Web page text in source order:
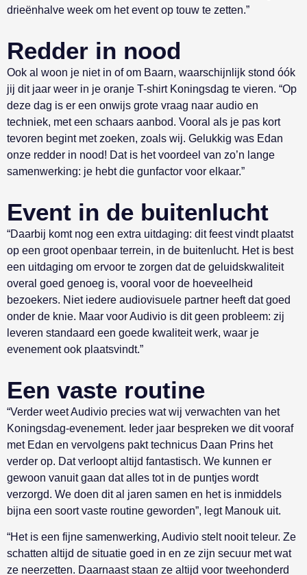
drieënhalve week om het event op touw te zetten.”
Redder in nood
Ook al woon je niet in of om Baarn, waarschijnlijk stond óók
jij dit jaar weer in je oranje T-shirt Koningsdag te vieren. “Op
deze dag is er een onwijs grote vraag naar audio en
techniek, met een schaars aanbod. Vooral als je pas kort
tevoren begint met zoeken, zoals wij. Gelukkig was Edan
onze redder in nood! Dat is het voordeel van zo’n lange
samenwerking: je hebt die gunfactor voor elkaar.”
Event in de buitenlucht
“Daarbij komt nog een extra uitdaging: dit feest vindt plaatst
op een groot openbaar terrein, in de buitenlucht. Het is best
een uitdaging om ervoor te zorgen dat de geluidskwaliteit
overal goed genoeg is, vooral voor de hoeveelheid
bezoekers. Niet iedere audiovisuele partner heeft dat goed
onder de knie. Maar voor Audivio is dit geen probleem: zij
leveren standaard een goede kwaliteit werk, waar je
evenement ook plaatsvindt.”
Een vaste routine
“Verder weet Audivio precies wat wij verwachten van het
Koningsdag-evenement. Ieder jaar bespreken we dit vooraf
met Edan en vervolgens pakt technicus Daan Prins het
verder op. Dat verloopt altijd fantastisch. We kunnen er
gewoon vanuit gaan dat alles tot in de puntjes wordt
verzorgd. We doen dit al jaren samen en het is inmiddels
bijna een soort vaste routine geworden”, legt Manouk uit.
“Het is een fijne samenwerking, Audivio stelt nooit teleur. Ze
schatten altijd de situatie goed in en ze zijn secuur met wat
ze neerzetten. Daarnaast staan ze altijd voor tweehonderd